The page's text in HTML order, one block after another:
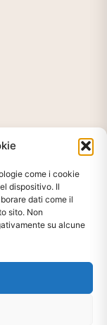
come i cookie
dispositivo. Il
dati come il
sito. Non
su alcune